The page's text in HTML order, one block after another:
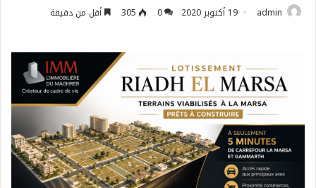
admin 19 أكتوبر 2020 0
305 أقل من دقيقة